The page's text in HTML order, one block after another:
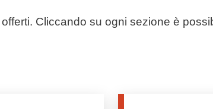
Cliccando su ogni sezione è